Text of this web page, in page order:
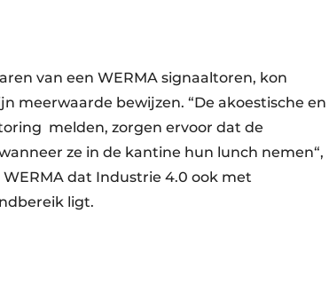
van een WERMA signaaltoren, kon
meerwaarde bewijzen. “De akoestische en
melden, zorgen ervoor dat de
ze in de kantine hun lunch nemen“,
dat Industrie 4.0 ook met
ligt.